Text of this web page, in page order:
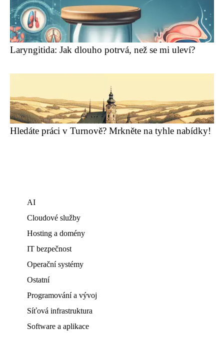
Laryngitida: Jak dlouho potrvá, než se mi uleví?
Hledáte práci v Turnově? Mrkněte na tyhle nabídky!
AI
Cloudové služby
Hosting a domény
IT bezpečnost
Operační systémy
Ostatní
Programování a vývoj
Síťová infrastruktura
Software a aplikace